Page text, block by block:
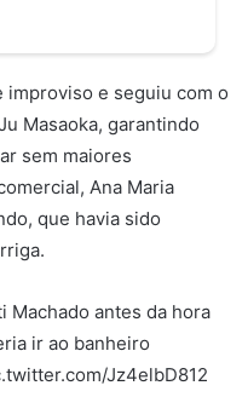
improviso e seguiu com o
Masaoka, garantindo
sem maiores
Ana Maria
que havia sido
Machado antes da hora
ir ao banheiro
Jz4elbD812